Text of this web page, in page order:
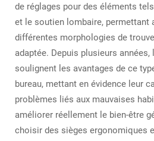
de réglages pour des éléments
et le soutien lombaire, permettant
différentes morphologies de
adaptée. Depuis plusieurs
soulignent les avantages de ce
bureau, mettant en évidence leur
problèmes liés aux mauvaises
améliorer réellement le bien-être
choisir des sièges ergonomiques